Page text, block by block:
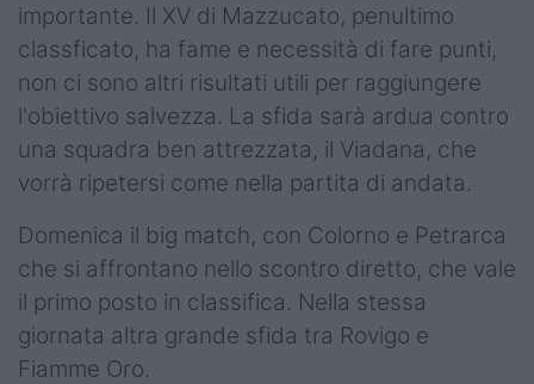
importante. Il XV di Mazzucato, penultimo
classficato, ha fame e necessità di fare punti,
non ci sono altri risultati utili per raggiungere
l'obiettivo salvezza. La sfida sarà ardua contro
una squadra ben attrezzata, il Viadana, che
vorrà ripetersi come nella partita di andata.
Domenica il big match, con Colorno e Petrarca
che si affrontano nello scontro diretto, che vale
il primo posto in classifica. Nella stessa
giornata altra grande sfida tra Rovigo e
Fiamme Oro.